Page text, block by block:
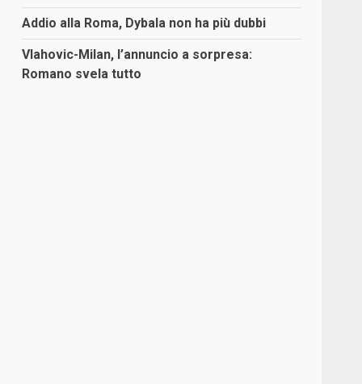
Addio alla Roma, Dybala non ha più dubbi
Vlahovic-Milan, l’annuncio a sorpresa:
Romano svela tutto